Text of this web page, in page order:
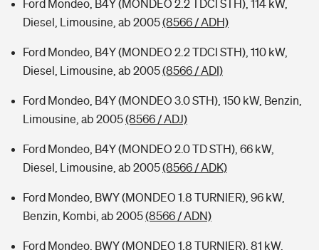
Ford Mondeo, B4Y (MONDEO 2.2 TDCI STH), 114 kW,
Diesel, Limousine, ab 2005(8566 / ADH)
Ford Mondeo, B4Y (MONDEO 2.2 TDCI STH), 110 kW,
Diesel, Limousine, ab 2005(8566 / ADI)
Ford Mondeo, B4Y (MONDEO 3.0 STH), 150 kW, Benzin,
Limousine, ab 2005(8566 / ADJ)
Ford Mondeo, B4Y (MONDEO 2.0 TD STH), 66 kW,
Diesel, Limousine, ab 2005(8566 / ADK)
Ford Mondeo, BWY (MONDEO 1.8 TURNIER), 96 kW,
Benzin, Kombi, ab 2005(8566 / ADN)
Ford Mondeo, BWY (MONDEO 1.8 TURNIER), 81 kW,